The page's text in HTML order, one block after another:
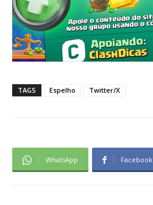
TAGS Espelho Twitter/X
WhatsApp Facebook